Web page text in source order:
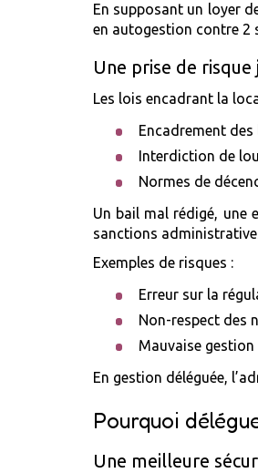
En supposant un loyer
en autogestion contre 2
Une prise de
Les lois encadrant la
Encadrement
Interdiction de
Normes de
Un bail mal rédigé, une
sanctions
Exemples de risques :
Erreur sur la
Non-respect des
Mauvaise gestion
En gestion déléguée,
Pourquoi
Une meilleure